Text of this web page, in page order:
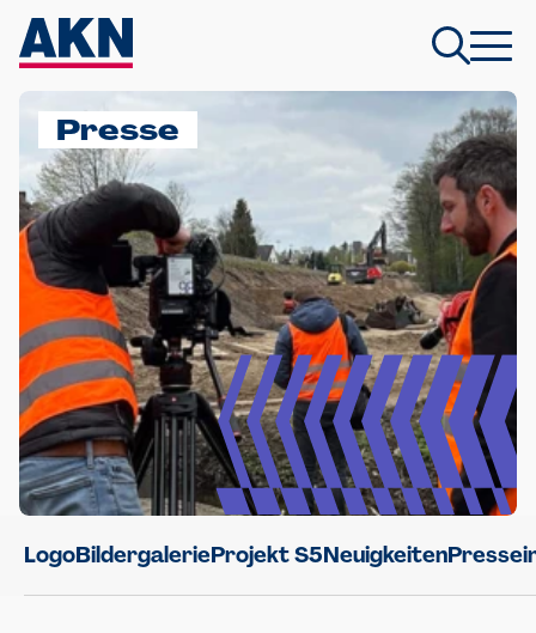
Presse
LogoBildergalerieProjekt S5Neuigkeiten